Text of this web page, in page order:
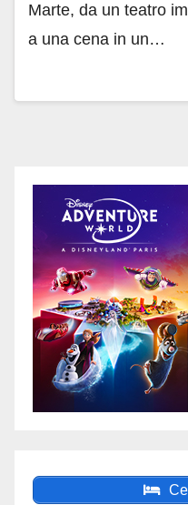
Marte, da un teatro
a una cena in un…